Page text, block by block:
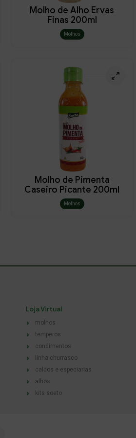
Molho de Alho Ervas
Finas 200ml
Molhos
Molho de Pimenta
Caseiro Picante 200ml
Molhos
Loja Virtual
molhos
temperos
condimentos
linha churrasco
caldos e especiarias
alhos
kits soeto